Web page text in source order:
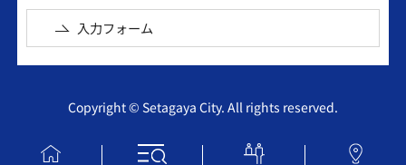
入力フォーム
Copyright © Setagaya City. All rights reserved.